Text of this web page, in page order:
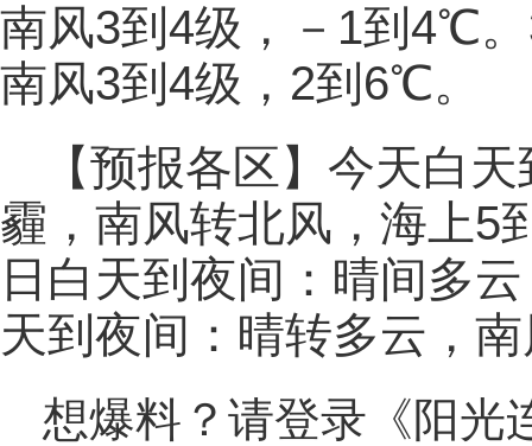
南风3到4级，－1到4℃
南风3到4级，2到6℃。
【预报各区】今天白
霾，南风转北风，海上5
日白天到夜间：晴间多
天到夜间：晴转多云，
想爆料？请登录《阳光